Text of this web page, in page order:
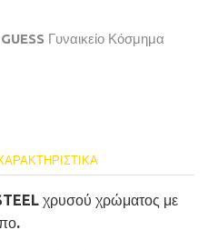
GUESS Γυναικείο Κόσμημα
χρυσού χρώματος με